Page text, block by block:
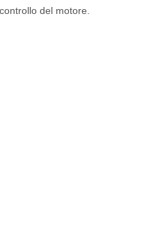
del motore.